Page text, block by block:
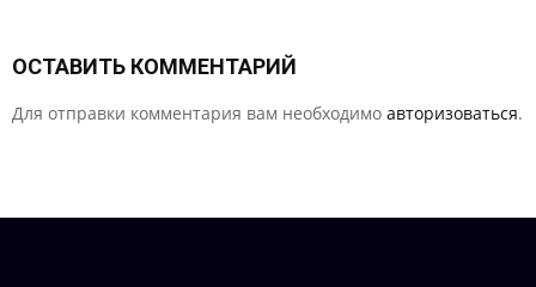
ОСТАВИТЬ КОММЕНТАРИЙ
Для отправки комментария вам необходимо авторизоваться.